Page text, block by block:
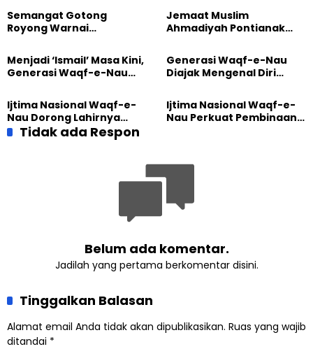
Semangat Gotong
Royong Warnai
Masjid di Jemaat
Ahmadiyah Sukapura
Jemaat Muslim
Ahmadiyah Pontianak
Perkuat Kolaborasi Sosial
Menjadi ‘Ismail’ Masa Kini,
Generasi Waqf-e-Nau
Pengabdian
Generasi Waqf-e-Nau
Diajak Mengenal Diri
Dunia
Ijtima Nasional Waqf-e-
Nau Dorong Lahirnya
Generasi Pengkhidmat
Ijtima Nasional Waqf-e-
Nau Perkuat Pembinaan
Tidak ada Respon
Belum ada komentar.
Jadilah yang pertama berkomentar disini.
Tinggalkan Balasan
Alamat email Anda tidak akan dipublikasikan. Ruas yang wajib
ditandai *